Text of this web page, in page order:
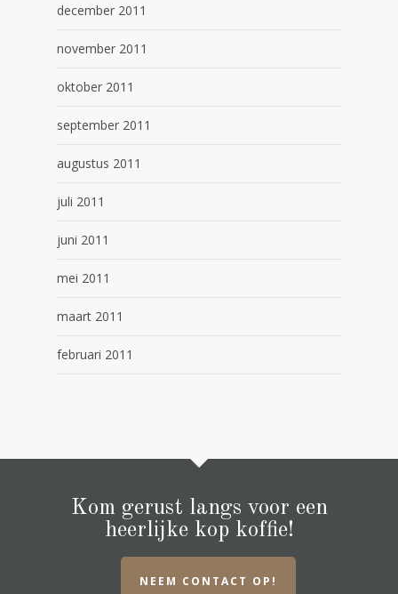
december 2011
november 2011
oktober 2011
september 2011
augustus 2011
juli 2011
juni 2011
mei 2011
maart 2011
februari 2011
Kom gerust langs voor een
heerlijke kop koffie!
NEEM CONTACT OP!